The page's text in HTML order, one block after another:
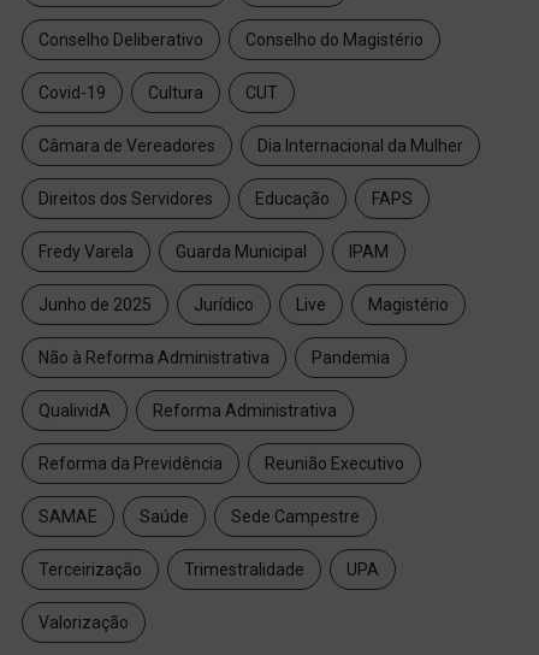
Conselho Deliberativo Conselho do Magistério
Covid-19 Cultura CUT
Câmara de Vereadores Dia Internacional da Mulher
Direitos dos Servidores Educação FAPS
Fredy Varela Guarda Municipal IPAM
Junho de 2025 Jurídico Live Magistério
Não à Reforma Administrativa Pandemia
QualividA Reforma Administrativa
Reforma da Previdência Reunião Executivo
SAMAE Saúde Sede Campestre
Terceirização Trimestralidade UPA
Valorização